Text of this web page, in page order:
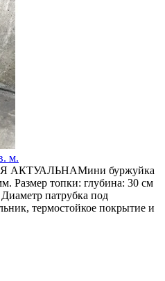
м.
буржуйка
Размер топки: глубина: 30 см
патрубка под
термостойкое покрытие и